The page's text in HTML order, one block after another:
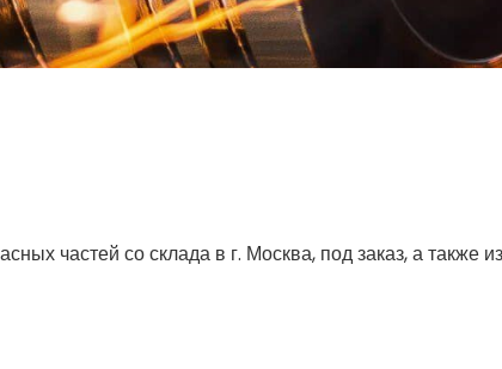
частей со склада в г. Москва, под заказ, а также